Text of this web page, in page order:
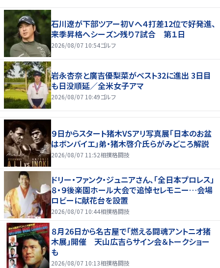
石川遼が下部ツアー初Ｖへ４打差12位で好発進、
来季昇格へシーズン残り７試合 第１日
2026/08/07 10:54ゴルフ
岩永杏奈と廣吉優梨菜がベスト32に進出 3日目
も日没順延／全米女子アマ
2026/08/07 10:49ゴルフ
９日からスタート猪木VSアリ写真展「日本のお盆
はボンバイエ」弟・猪木啓介氏らがみどころ解説
2026/08/07 11:52相撲格闘技
ドリー・ファンク・ジュニアさん、「全日本プロレス」
８・９後楽園ホール大会で追悼セレモニー…会場
ロビーに献花台を設置
2026/08/07 10:44相撲格闘技
８月26日から名古屋で「燃える闘魂アントニオ猪
木展」開催 天山広吉らサイン会＆トークショー
も
2026/08/07 10:13相撲格闘技